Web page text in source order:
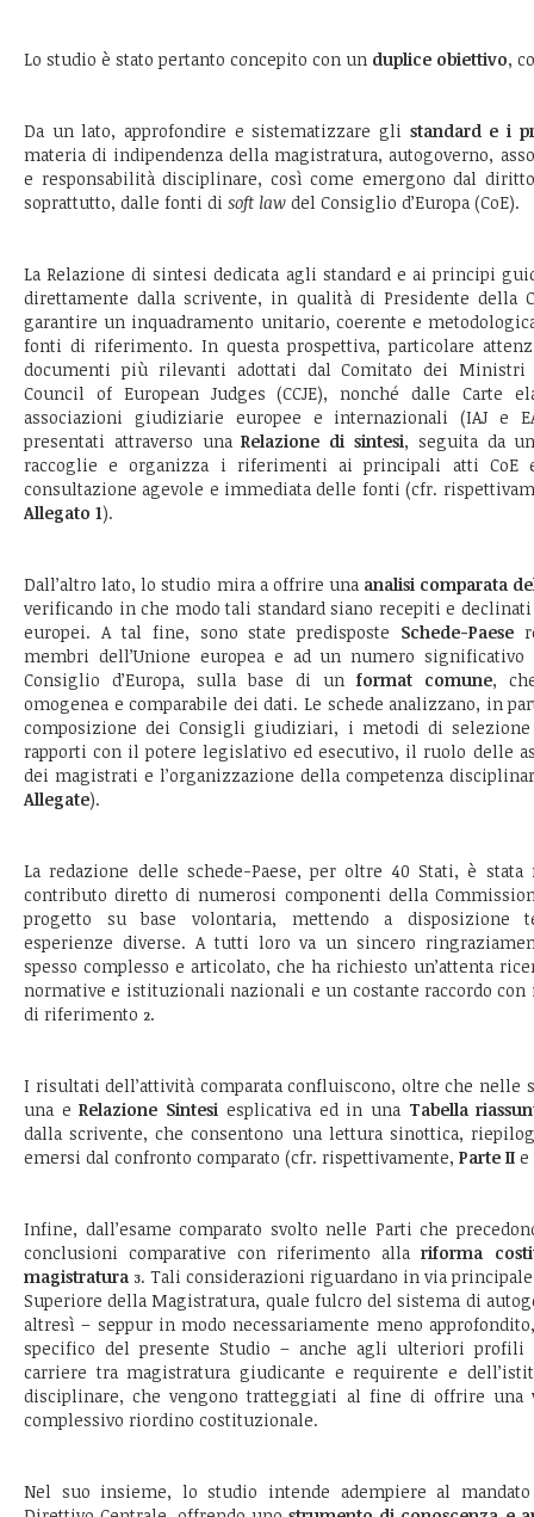
Lo studio è stato pertanto concepito con un duplice obiettivo,
Da un lato, approfondire e sistematizzare gli standard e i
materia di indipendenza della magistratura, autogoverno,
e responsabilità disciplinare, così come emergono dal
soprattutto, dalle fonti di soft law del Consiglio d’Europa (CoE).
La Relazione di sintesi dedicata agli standard e ai principi
direttamente dalla scrivente, in qualità di Presidente della
garantire un inquadramento unitario, coerente e
fonti di riferimento. In questa prospettiva, particolare
documenti più rilevanti adottati dal Comitato dei Ministri
Council of European Judges (CCJE), nonché dalle Carte
associazioni giudiziarie europee e internazionali (IAJ e
presentati attraverso unaRelazione di sintesi, seguita da
raccoglie e organizza i riferimenti ai principali atti CoE
consultazione agevole e immediata delle fonti (cfr.
Allegato 1).
Dall’altro lato, lo studio mira a offrire una analisi comparata
verificando in che modo tali standard siano recepiti e
europei. A tal fine, sono state predisposte Schede-Paese
membri dell’Unione europea e ad un numero
Consiglio d’Europa, sulla base di un format comune,
omogenea e comparabile dei dati. Le schede analizzano, in
composizione dei Consigli giudiziari, i metodi di
rapporti con il potere legislativo ed esecutivo, il ruolo delle
dei magistrati e l’organizzazione della competenza
Allegate).
La redazione delle schede-Paese, per oltre 40 Stati, è
contributo diretto di numerosi componenti della
progetto su base volontaria, mettendo a disposizione
esperienze diverse. A tutti loro va un sincero
spesso complesso e articolato, che ha richiesto un’attenta
normative e istituzionali nazionali e un costante raccordo con
di riferimento 2.
I risultati dell’attività comparata confluiscono, oltre che nelle
una eRelazione Sintesi esplicativa ed in una Tabella
dalla scrivente, che consentono una lettura sinottica,
emersi dal confronto comparato (cfr. rispettivamente, Parte II e
Infine, dall’esame comparato svolto nelle Parti che
conclusioni comparative con riferimento allariforma
magistratura 3. Tali considerazioni riguardano in via
Superiore della Magistratura, quale fulcro del sistema di
altresì – seppur in modo necessariamente meno
specifico del presente Studio – anche agli ulteriori profili
carriere tra magistratura giudicante e requirente e
disciplinare, che vengono tratteggiati al fine di offrire una
complessivo riordino costituzionale.
Nel suo insieme, lo studio intende adempiere al